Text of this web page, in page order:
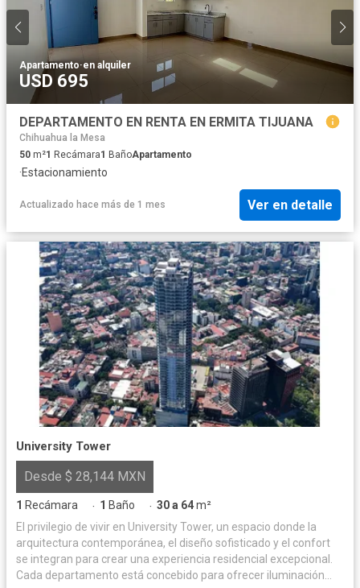
Apartamento·en alquiler
USD 695
DEPARTAMENTO EN RENTA EN ERMITA TIJUANA
Chihuahua la Mesa
50 m²1 Recámara1 BañoApartamento
·Estacionamiento
Actualizado hace más de 1 mes Ver en detalle
University Tower
Desde $ 28,144 MXN
1 Recámara · 1 Baño · 30 a 64m²
El privilegio de vivir en University Tower, un espacio donde la
arquitectura contemporánea, el diseño sofisticado y el confort
se integran para crear una experiencia residencial excepcional.
Cada departamento está concebido para ofrecer iluminación